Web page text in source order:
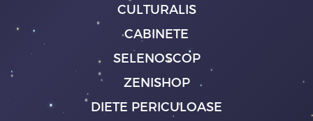
CULTURALIS
CABINETE
SELENOSCOP
ZENISHOP
DIETE PERICULOASE